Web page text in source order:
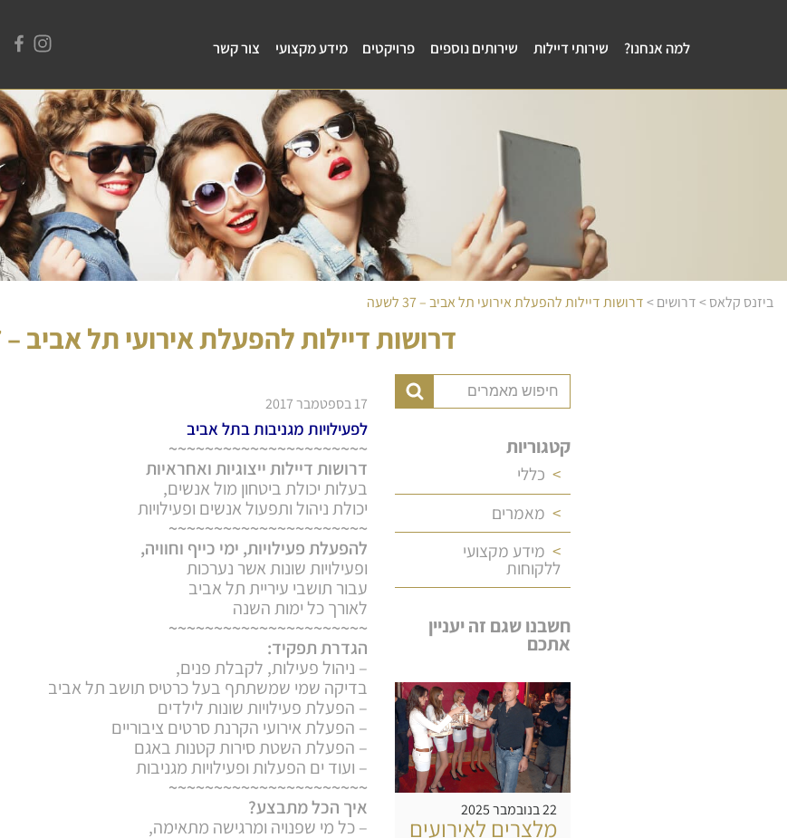
למה אנחנו? שירותי דיילות שירותים נוספים פרויקטים מידע מקצועי צור קשר
ביזנס קלאס>דרושים>דרושות דיילות להפעלת אירועי תל אביב – 37 לשעה
דרושות דיילות להפעלת אירועי תל אביב – 37 לשעה
קטגוריות
כללי
מאמרים
מידע מקצועי
ללקוחות
חשבנו שגם זה יעניין
אתכם
22 בנובמבר 2025
מלצרים לאירועים
17 בספטמבר 2017
לפעילויות מגניבות בתל אביב
~~~~~~~~~~~~~~~~~~~~~~
דרושות דיילות ייצוגיות ואחראיות
בעלות יכולת ביטחון מול אנשים,
יכולת ניהול ותפעול אנשים ופעילויות
~~~~~~~~~~~~~~~~~~~~~~
להפעלת פעילויות, ימי כייף וחוויה,
ופעילויות שונות אשר נערכות
עבור תושבי עיריית תל אביב
לאורך כל ימות השנה
~~~~~~~~~~~~~~~~~~~~~~
הגדרת תפקיד:
– ניהול פעילות, לקבלת פנים,
בדיקה שמי שמשתתף בעל כרטיס תושב תל אביב
– הפעלת פעילויות שונות לילדים
– הפעלת אירועי הקרנת סרטים ציבוריים
– הפעלת השטת סירות קטנות באגם
– ועוד ים הפעלות ופעילויות מגניבות
~~~~~~~~~~~~~~~~~~~~~~
איך הכל מתבצע?
– כל מי שפנויה ומרגישה מתאימה,